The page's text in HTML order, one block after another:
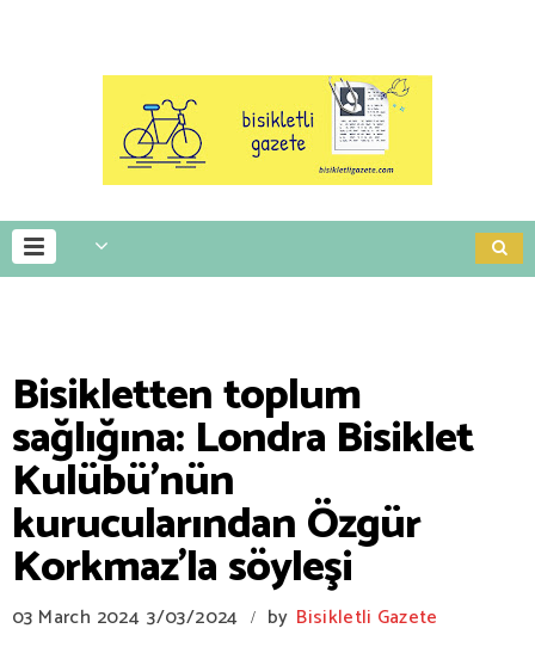
Bisikletten toplum
sağlığına: Londra Bisiklet
Kulübü'nün
kurucularından Özgür
Korkmaz'la söyleşi
03 March 2024 3/03/2024 / by Bisikletli Gazete